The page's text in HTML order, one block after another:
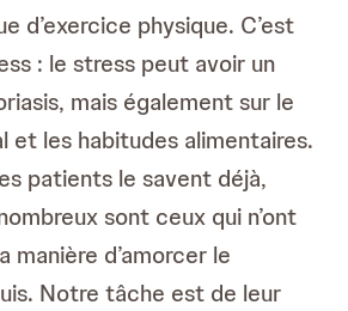
d’exercice physique. C’est
: le stress peut avoir un
mais également sur le
et les habitudes alimentaires.
patients le savent déjà,
sont ceux qui n’ont
manière d’amorcer le
Notre tâche est de leur